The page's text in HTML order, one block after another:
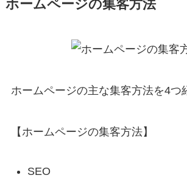
ホームページの集客方法
ホームページの主な集客方法を4つ
【ホームページの集客方法】
SEO